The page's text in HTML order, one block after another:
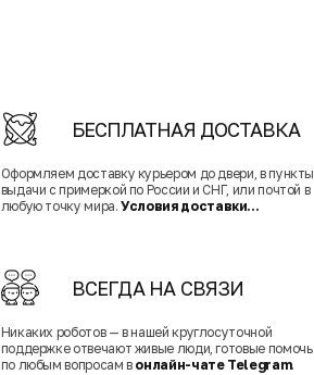
БЕСПЛАТНАЯ ДОСТАВКА
Оформляем доставку курьером до двери, в пункты
выдачи с примеркой по России и СНГ, или почтой в
любую точку мира.Условия доставки...
ВСЕГДА НА СВЯЗИ
Никаких роботов — в нашей круглосуточной
поддержке отвечают живые люди, готовые помочь
по любым вопросам в онлайн-чате Telegram.